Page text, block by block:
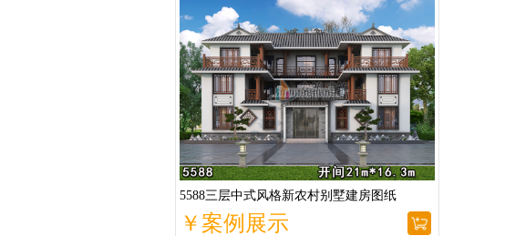
5588三层中式风格新农村别墅建房图纸
￥案例展示